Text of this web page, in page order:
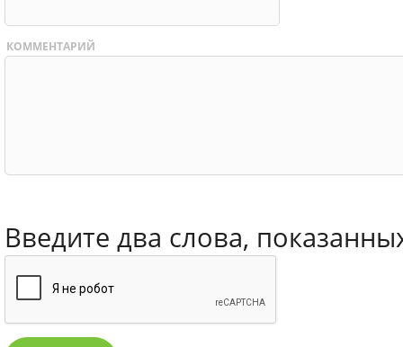
КОММЕНТАРИЙ
Введите два слова,